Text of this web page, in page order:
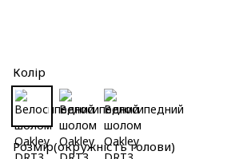
Колір
Розмір(окружність голови)